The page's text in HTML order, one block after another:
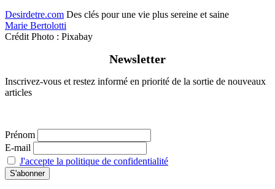
Desirdetre.com Des clés pour une vie plus sereine et saine
Marie Bertolotti
Crédit Photo : Pixabay
Newsletter
Inscrivez-vous et restez informé en priorité de la sortie de nouveaux
articles
Prénom
E-mail
J'accepte la politique de confidentialité